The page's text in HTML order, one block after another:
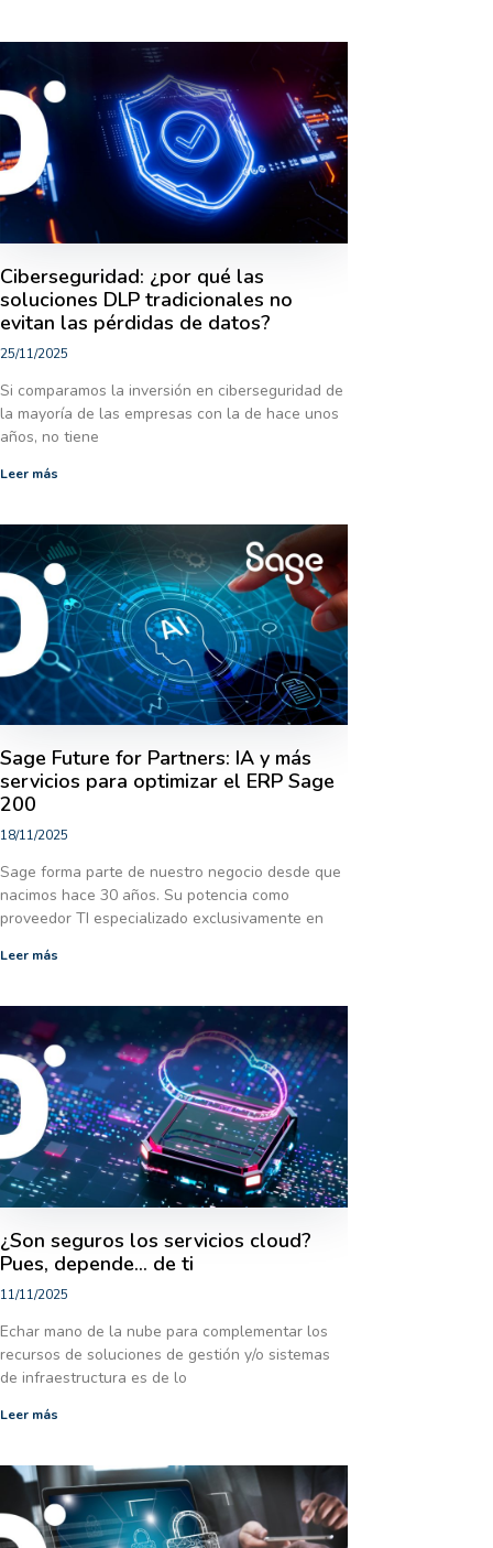
Ciberseguridad: ¿por qué las
soluciones DLP tradicionales no
evitan las pérdidas de datos?
25/11/2025
Si comparamos la inversión en ciberseguridad de
la mayoría de las empresas con la de hace unos
años, no tiene
Leer más
Sage Future for Partners: IA y más
servicios para optimizar el ERP Sage
200
18/11/2025
Sage forma parte de nuestro negocio desde que
nacimos hace 30 años. Su potencia como
proveedor TI especializado exclusivamente en
Leer más
¿Son seguros los servicios cloud?
Pues, depende… de ti
11/11/2025
Echar mano de la nube para complementar los
recursos de soluciones de gestión y/o sistemas
de infraestructura es de lo
Leer más